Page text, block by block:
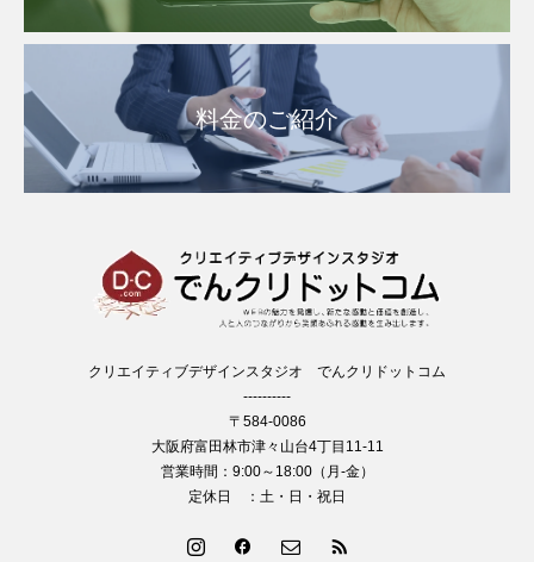
料金のご紹介
クリエイティブデザインスタジオ でんクリドットコム
----------
〒584-0086
大阪府富田林市津々山台4丁目11-11
営業時間：9:00～18:00（月-金）
定休日 ：土・日・祝日